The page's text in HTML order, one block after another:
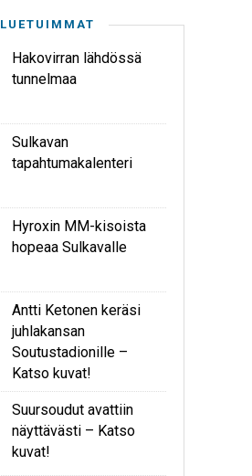
LUETUIMMAT
Hakovirran lähdössä
tunnelmaa
Sulkavan
tapahtumakalenteri
Hyroxin MM-kisoista
hopeaa Sulkavalle
Antti Ketonen keräsi
juhlakansan
Soutustadionille –
Katso kuvat!
Suursoudut avattiin
näyttävästi – Katso
kuvat!